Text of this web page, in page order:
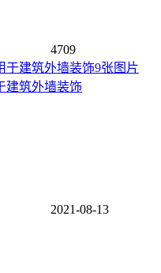
4709
9张图片
建筑外墙装饰
2021-08-13